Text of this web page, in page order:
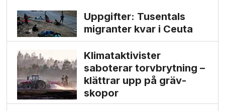
Uppgifter: Tusentals
migranter kvar i Ceuta
Klimat­aktivister
saboterar torv­brytning –
klättrar upp på gräv­
skopor